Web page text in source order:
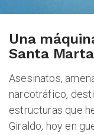
Una
Santa Marta
Asesinatos,
narcotráfico,
estructuras que
Giraldo, hoy en